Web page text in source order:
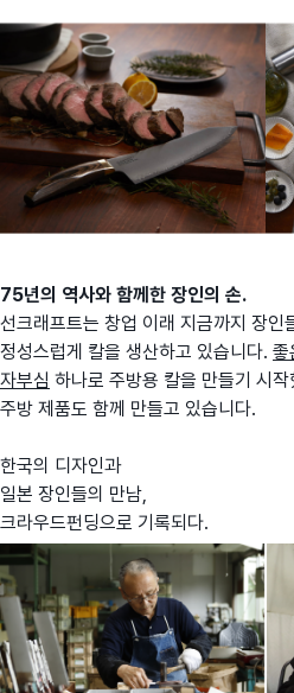
75년의 역사와 함께한 장인의 손.
선크래프트는 창업 이래 지금까지 장인
정성스럽게 칼을 생산하고 있습니다. 좋
자부심 하나로 주방용 칼을 만들기 시
주방 제품도 함께 만들고 있습니다.
한국의 디자인과
일본 장인들의 만남,
크라우드펀딩으로 기록되다.